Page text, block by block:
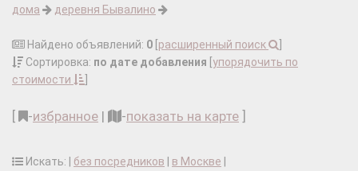
дома
деревня Бывалино
Найдено объявлений: 0 расширенный поиск
Сортировка: по дате добавления упорядочить по
стоимости
-избранное | -показать на карте
Искать: | без посредников в Москве